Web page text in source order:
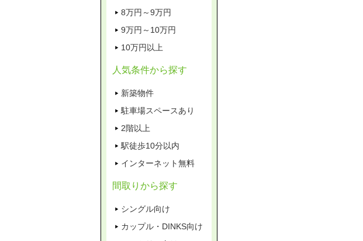
8万円～9万円
9万円～10万円
10万円以上
人気条件から探す
新築物件
駐車場スペースあり
2階以上
駅徒歩10分以内
インターネット無料
間取りから探す
シングル向け
カップル・DINKS向け